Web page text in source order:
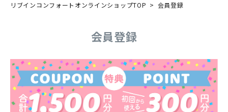
リブインコンフォートオンラインショップTOP 会員登録
会員登録